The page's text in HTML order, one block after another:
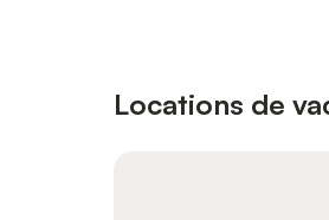
Locations de